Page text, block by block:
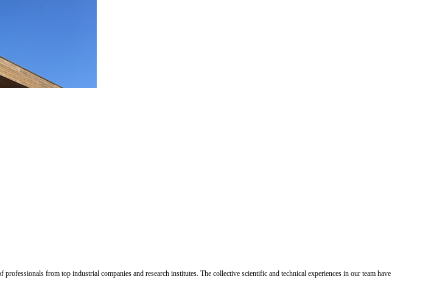
from top industrial companies and research institutes. The collective scientific and technical experiences in our team have